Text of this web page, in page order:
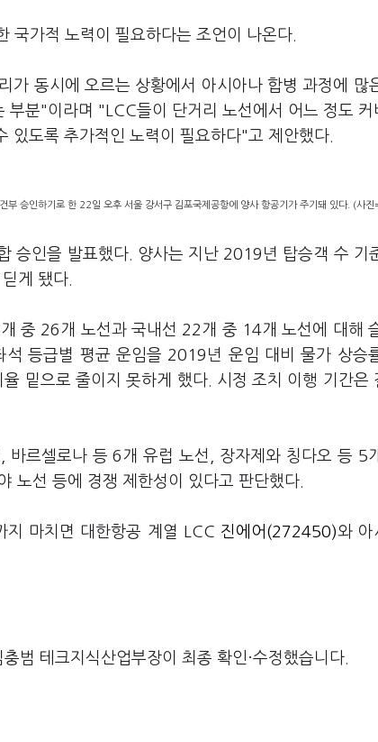
국가적 노력이 필요하다는 조언이 나온다.
가 동시에 오르는 상황에서 아시아나 합병 과정에 많
부분"이라며 "LCC들이 단거리 노선에서 어느 정도 커
있도록 추가적인 노력이 필요하다"고 제안했다.
승인하기로 한 22일 오후 서울 강서구 김포국제공항에 양사 항공기가 주기돼 있다. (사진
승인을 발표했다. 양사는 지난 2019년 탑승객 수 기
게 됐다.
중 26개 노선과 국내선 22개 중 14개 노선에 대해
석 등급별 평균 운임을 2019년 운임 대비 물가 상승
밑으로 줄이지 못하게 했다. 시정 조치 이행 기간은
르셀로나 등 6개 유럽 노선, 장자제와 칭다오 등 5
노선 등에 경쟁 제한성이 있다고 판단했다.
지 마치면 대한항공 계열 LCC 진에어(272450)와 아
범 테크지식산업부장이 최종 확인·수정했습니다.